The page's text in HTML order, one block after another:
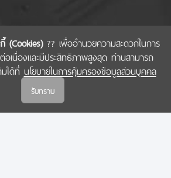
(Cookies)?? เพื่ออำนวยความสะดวกในการ
อเนื่องและมีประสิทธิภาพสูงสุด ท่านสามารถ
ได้ที่ นโยบายในการคุ้มครองข้อมูลส่วนบุคคล
รับทราบ
านคณะกรรมการส่งเสริมวิทยาศาสตร์ วิจัยและนวัตกรรม
(สกสว.)
บายในการคุ้มครองข้อมูลส่วนบุคคล